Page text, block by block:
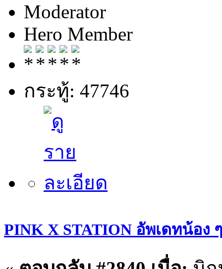
Moderator
Hero Member
กระทู้: 47746
PINK X STATION อัพเดทน้อง